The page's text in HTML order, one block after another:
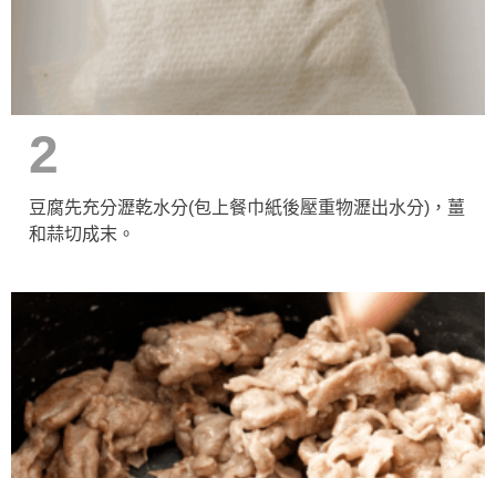
2
豆腐先充分瀝乾水分(包上餐巾紙後壓重物瀝出水分)，薑
和蒜切成末。